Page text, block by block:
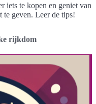
iets te kopen en geniet van
geven. Leer de tips!
rijkdom